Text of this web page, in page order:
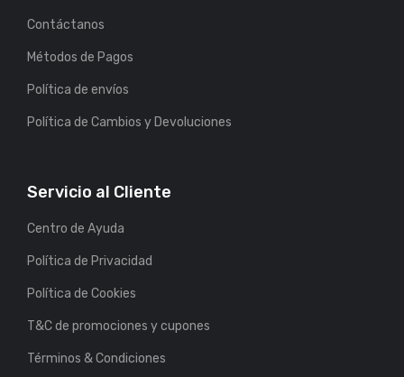
Contáctanos
Métodos de Pagos
Política de envíos
Política de Cambios y Devoluciones
Servicio al Cliente
Centro de Ayuda
Política de Privacidad
Política de Cookies
T&C de promociones y cupones
Términos & Condiciones